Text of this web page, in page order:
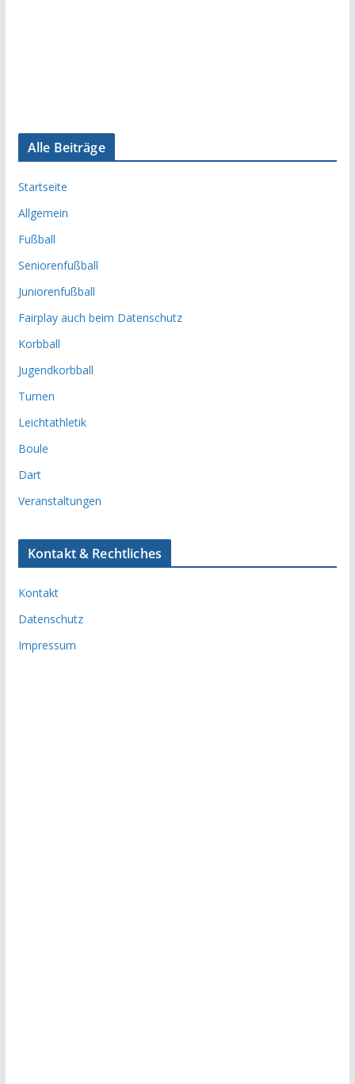
Alle Beiträge
Startseite
Allgemein
Fußball
Seniorenfußball
Juniorenfußball
Fairplay auch beim Datenschutz
Korbball
Jugendkorbball
Turnen
Leichtathletik
Boule
Dart
Veranstaltungen
Kontakt & Rechtliches
Kontakt
Datenschutz
Impressum